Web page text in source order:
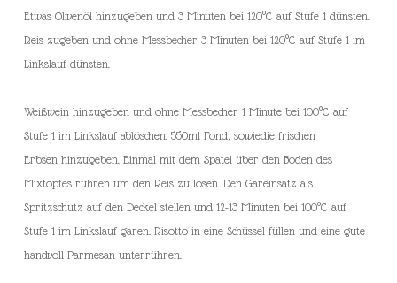
Etwas Olivenöl hinzugeben und 3 Minuten bei 120°C auf Stufe 1 dünsten.
Reis zugeben und ohne Messbecher 3 Minuten bei 120°C auf Stufe 1 im
Linkslauf dünsten.
Weißwein hinzugeben und ohne Messbecher 1 Minute bei 100°C auf
Stufe 1 im Linkslauf ablöschen. 550ml Fond, sowiedie frischen
Erbsen hinzugeben. Einmal mit dem Spatel über den Boden des
Mixtopfes rühren um den Reis zu lösen. Den Gareinsatz als
Spritzschutz auf den Deckel stellen und 12-13 Minuten bei 100°C auf
Stufe 1 im Linkslauf garen. Risotto in eine Schüssel füllen und eine gute
handvoll Parmesan unterrühren.